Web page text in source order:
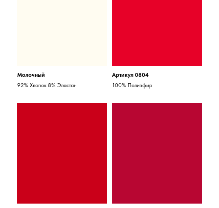
Молочный
92% Хлопок 8% Эластан
Артикул 0804
100% Полиэфир